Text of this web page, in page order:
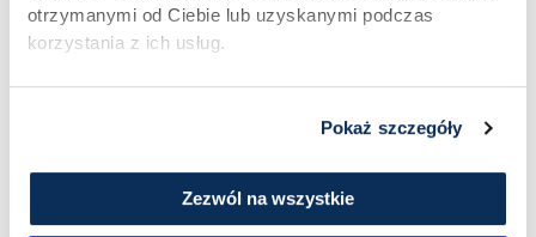
otrzymanymi od Ciebie lub uzyskanymi podczas
korzystania z ich usług.
Pokaż szczegóły
Zezwól na wszystkie